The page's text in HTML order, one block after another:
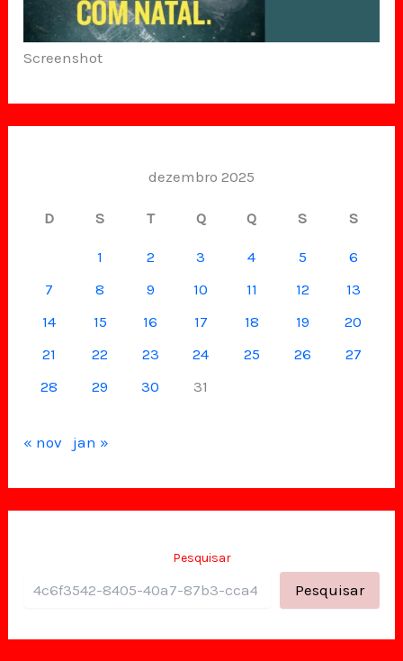
Screenshot
dezembro 2025
D S T Q Q S S
1 2 3 4 5
6
7
8 9 10 11 12
13
14
15 16 17 18 19
20
21
22 23 24 25 26
27
28
29 30 31
« nov jan »
Pesquisar
Pesquisar